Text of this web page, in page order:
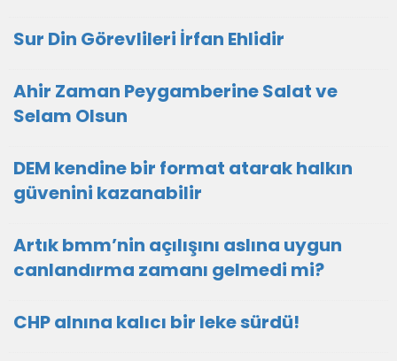
Sur Din Görevlileri İrfan Ehlidir
Ahir Zaman Peygamberine Salat ve
Selam Olsun
DEM kendine bir format atarak halkın
güvenini kazanabilir
Artık bmm’nin açılışını aslına uygun
canlandırma zamanı gelmedi mi?
CHP alnına kalıcı bir leke sürdü!